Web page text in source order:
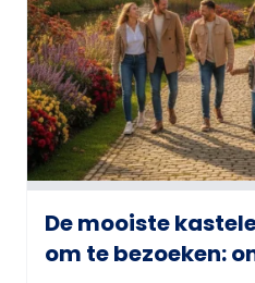
De mooiste
om te bezoeken: